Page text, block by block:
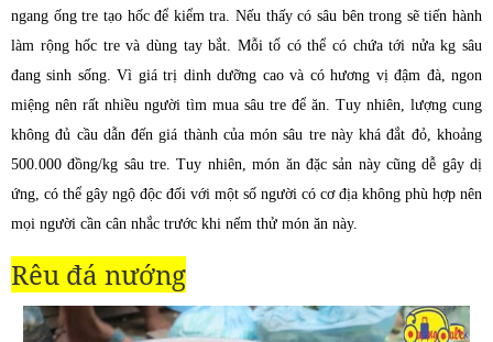
ngang ống tre tạo hốc để kiểm tra. Nếu thấy có sâu bên trong sẽ tiến hành
làm rộng hốc tre và dùng tay bắt. Mỗi tổ có thể có chứa tới nửa kg sâu
đang sinh sống. Vì giá trị dinh dưỡng cao và có hương vị đậm đà, ngon
miệng nên rất nhiều người tìm mua sâu tre để ăn. Tuy nhiên, lượng cung
không đủ cầu dẫn đến giá thành của món sâu tre này khá đắt đỏ, khoảng
500.000 đồng/kg sâu tre. Tuy nhiên, món ăn đặc sản này cũng dễ gây dị
ứng, có thể gây ngộ độc đối với một số người có cơ địa không phù hợp nên
mọi người cần cân nhắc trước khi nếm thử món ăn này.
Rêu đá nướng